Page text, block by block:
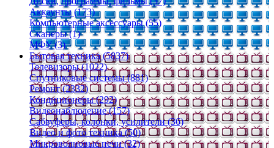
Аккаунты (173)
Компьютерные аксессуары (55)
Сканеры (1)
МФУ (3)
Бытовая техника (5837)
Телевизоры (1022)
Спутниковые системы (881)
Ремонт (2332)
Кондиционеры (292)
Видеонаблюдение (157)
Сабвуферы, колонки, усилители (36)
Видео и фото техника (50)
Микроволновые печи (32)